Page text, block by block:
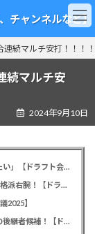
チャンネルなど】
続マルチ安打！！！
続マルチ安
2024年9月10日
カープドラ6西川篤夢！「日本を代表する遊撃手になりたい」【ドラフト会議2025】
カープドラ5赤木晴哉！191cm最速153キロ！佛教大の本格派右腕！【ドラフト会議2025】
2025】
カープドラ3勝田成！近畿大163cmセカンド！菊池涼介の後継者候補！【ドラフト会議2025】